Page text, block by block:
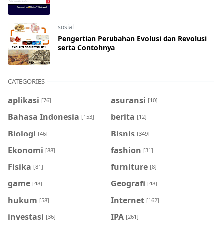
sosial
Pengertian Perubahan Evolusi dan Revolusi
serta Contohnya
CATEGORIES
aplikasi [76] asuransi [10]
Bahasa Indonesia [153] berita [12]
Biologi [46] Bisnis [349]
Ekonomi [88] fashion [31]
Fisika [81] furniture [8]
game [48] Geografi [48]
hukum [58] Internet [162]
investasi [36] IPA [261]